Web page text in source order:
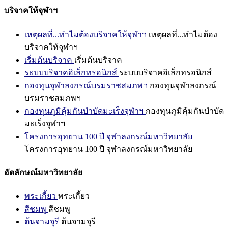
บริจาคให้จุฬาฯ
เหตุผลที่...ทำไมต้องบริจาคให้จุฬาฯ เหตุผลที่...ทำไมต้อง
บริจาคให้จุฬาฯ
เริ่มต้นบริจาค เริ่มต้นบริจาค
ระบบบริจาคอิเล็กทรอนิกส์ ระบบบริจาคอิเล็กทรอนิกส์
กองทุนจุฬาลงกรณ์บรมราชสมภพฯ กองทุนจุฬาลงกรณ์
บรมราชสมภพฯ
กองทุนภูมิคุ้มกันบำบัดมะเร็งจุฬาฯ กองทุนภูมิคุ้มกันบำบัด
มะเร็งจุฬาฯ
โครงการอุทยาน 100 ปี จุฬาลงกรณ์มหาวิทยาลัย
โครงการอุทยาน 100 ปี จุฬาลงกรณ์มหาวิทยาลัย
อัตลักษณ์มหาวิทยาลัย
พระเกี้ยว พระเกี้ยว
สีชมพู สีชมพู
ต้นจามจุรี ต้นจามจุรี